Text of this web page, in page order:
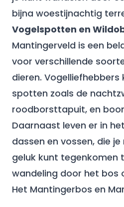
bijna woestijnachtig
Vogelspotten en
Mantingerveld is een
voor verschillende
dieren.
spotten zoals de
roodborsttapuit, en
Daarnaast leven er in
dassen en vossen, die
geluk kunt tegenkomen
wandeling door het bos
Het Mantingerbos en